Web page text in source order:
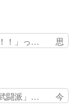
聴｜
していた東
ニン… テンポ
全… 盟友ドレ
… さて、登場
今回は遂にド
かの展開にめ
タイの所へ密
！！」っ… 思
ー回… この作
上… 藤子不二
… 赤福のヌル
漫研が気にな
武闘派」… 今